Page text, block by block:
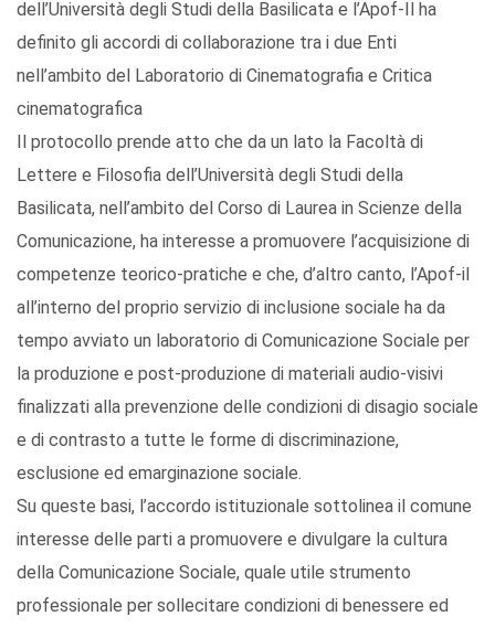
dell’Università degli Studi della Basilicata e l’Apof-Il ha
definito gli accordi di collaborazione tra i due Enti
nell’ambito del Laboratorio di Cinematografia e Critica
cinematografica
Il protocollo prende atto che da un lato la Facoltà di
Lettere e Filosofia dell’Università degli Studi della
Basilicata, nell’ambito del Corso di Laurea in Scienze della
Comunicazione, ha interesse a promuovere l’acquisizione di
competenze teorico-pratiche e che, d’altro canto, l’Apof-il
all’interno del proprio servizio di inclusione sociale ha da
tempo avviato un laboratorio di Comunicazione Sociale per
la produzione e post-produzione di materiali audio-visivi
finalizzati alla prevenzione delle condizioni di disagio sociale
e di contrasto a tutte le forme di discriminazione,
esclusione ed emarginazione sociale.
Su queste basi, l’accordo istituzionale sottolinea il comune
interesse delle parti a promuovere e divulgare la cultura
della Comunicazione Sociale, quale utile strumento
professionale per sollecitare condizioni di benessere ed